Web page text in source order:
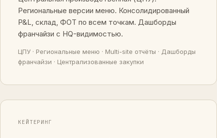
Региональные версии меню. Консолидированный
P&L, склад, ФОТ по всем точкам. Дашборды
франчайзи с HQ-видимостью.
ЦПУ · Региональные меню · Multi-site отчёты · Дашборды
франчайзи · Централизованные закупки
КЕЙТЕРИНГ